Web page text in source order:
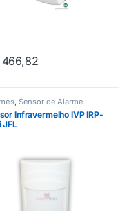
, Sensor de Alarme
Infravermelho IVP IRP-
JFL